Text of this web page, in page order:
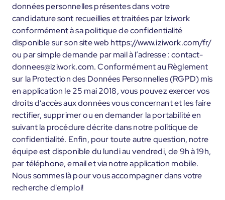
données personnelles présentes dans votre
candidature sont recueillies et traitées par Iziwork
conformément à sa politique de confidentialité
disponible sur son site web https://www.iziwork.com/fr/
ou par simple demande par mail à l’adresse : contact-
donnees@iziwork.com. Conformément au Règlement
sur la Protection des Données Personnelles (RGPD) mis
en application le 25 mai 2018, vous pouvez exercer vos
droits d’accès aux données vous concernant et les faire
rectifier, supprimer ou en demander la portabilité en
suivant la procédure décrite dans notre politique de
confidentialité. Enfin, pour toute autre question, notre
équipe est disponible du lundi au vendredi, de 9h à 19h,
par téléphone, email et via notre application mobile.
Nous sommes là pour vous accompagner dans votre
recherche d'emploi!